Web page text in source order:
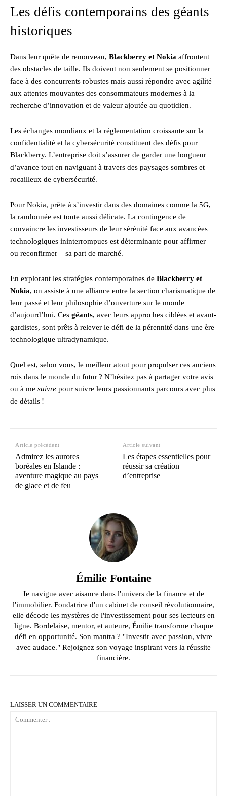
Les défis contemporains des géants
historiques
Dans leur quête de renouveau, Blackberry et Nokia affrontent
des obstacles de taille. Ils doivent non seulement se positionner
face à des concurrents robustes mais aussi répondre avec agilité
aux attentes mouvantes des consommateurs modernes à la
recherche d’innovation et de valeur ajoutée au quotidien.
Les échanges mondiaux et la réglementation croissante sur la
confidentialité et la cybersécurité constituent des défis pour
Blackberry. L’entreprise doit s’assurer de garder une longueur
d’avance tout en naviguant à travers des paysages sombres et
rocailleux de cybersécurité.
Pour Nokia, prête à s’investir dans des domaines comme la 5G,
la randonnée est toute aussi délicate. La contingence de
convaincre les investisseurs de leur sérénité face aux avancées
technologiques ininterrompues est déterminante pour affirmer –
ou reconfirmer – sa part de marché.
En explorant les stratégies contemporaines de Blackberry et
Nokia, on assiste à une alliance entre la section charismatique de
leur passé et leur philosophie d’ouverture sur le monde
d’aujourd’hui. Ces géants, avec leurs approches ciblées et avant-
gardistes, sont prêts à relever le défi de la pérennité dans une ère
technologique ultradynamique.
Quel est, selon vous, le meilleur atout pour propulser ces anciens
rois dans le monde du futur ? N’hésitez pas à partager votre avis
ou à me suivre pour suivre leurs passionnants parcours avec plus
de détails !
Article précédent
Admirez les aurores
boréales en Islande :
aventure magique au pays
de glace et de feu
Article suivant
Les étapes essentielles pour
réussir sa création
d’entreprise
Émilie Fontaine
Je navigue avec aisance dans l'univers de la finance et de
l'immobilier. Fondatrice d'un cabinet de conseil révolutionnaire,
elle décode les mystères de l'investissement pour ses lecteurs en
ligne. Bordelaise, mentor, et auteure, Émilie transforme chaque
défi en opportunité. Son mantra ? "Investir avec passion, vivre
avec audace." Rejoignez son voyage inspirant vers la réussite
financière.
LAISSER UN COMMENTAIRE